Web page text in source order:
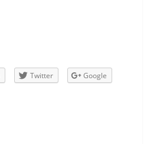
Twitter
Google